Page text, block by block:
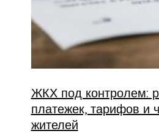
ЖКХ под контролем:
платежек, тарифов и
жителей